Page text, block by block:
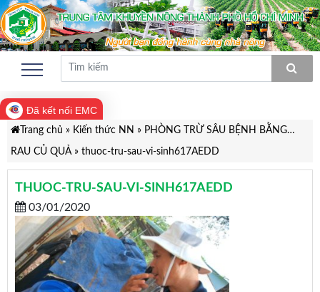
Đã kết nối EMC
Trang chủ » Kiến thức NN » PHÒNG TRỪ SÂU BỆNH BẰNG…
RAU CỦ QUẢ» thuoc-tru-sau-vi-sinh617AEDD
THUOC-TRU-SAU-VI-SINH617AEDD
03/01/2020